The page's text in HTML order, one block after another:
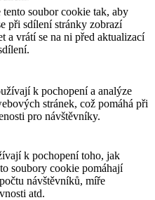
soubor cookie tak, aby
při sdílení stránky zobrazí
a vrátí se na ni před aktualizací
k pochopení a analýze
stránek, což pomáhá při
pro návštěvníky.
k pochopení toho, jak
soubory cookie pomáhají
návštěvníků, míře
atd.